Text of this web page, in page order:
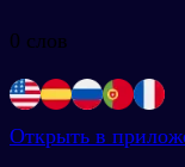
0 слов
Открыть в